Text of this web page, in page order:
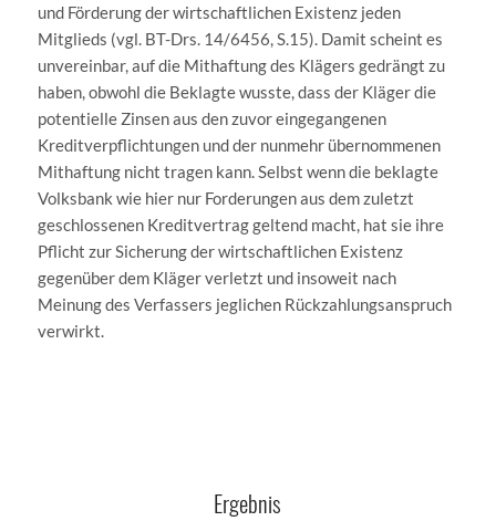
und Förderung der wirtschaftlichen Existenz jeden
Mitglieds (vgl. BT-Drs. 14/6456, S.15). Damit scheint es
unvereinbar, auf die Mithaftung des Klägers gedrängt zu
haben, obwohl die Beklagte wusste, dass der Kläger die
potentielle Zinsen aus den zuvor eingegangenen
Kreditverpflichtungen und der nunmehr übernommenen
Mithaftung nicht tragen kann. Selbst wenn die beklagte
Volksbank wie hier nur Forderungen aus dem zuletzt
geschlossenen Kreditvertrag geltend macht, hat sie ihre
Pflicht zur Sicherung der wirtschaftlichen Existenz
gegenüber dem Kläger verletzt und insoweit nach
Meinung des Verfassers jeglichen Rückzahlungsanspruch
verwirkt.
Ergebnis